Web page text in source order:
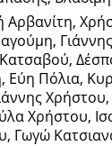
Αρβανίτη,
Πόλια,
Χρήστου,
Γωγώ